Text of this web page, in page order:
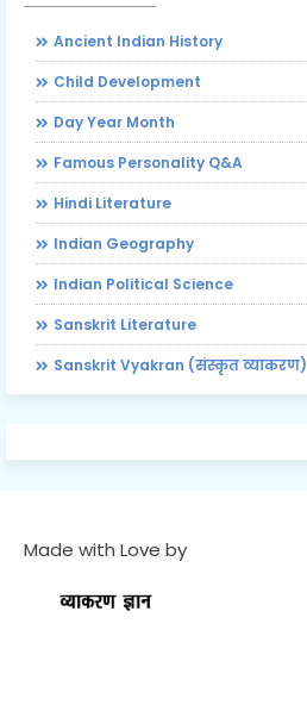
Ancient Indian History
Child Development
Day Year Month
Famous Personality Q&A
Hindi Literature
Indian Geography
Indian Political Science
Sanskrit Literature
Sanskrit Vyakran (संस्कृत व्याकरण)
Made with Love by